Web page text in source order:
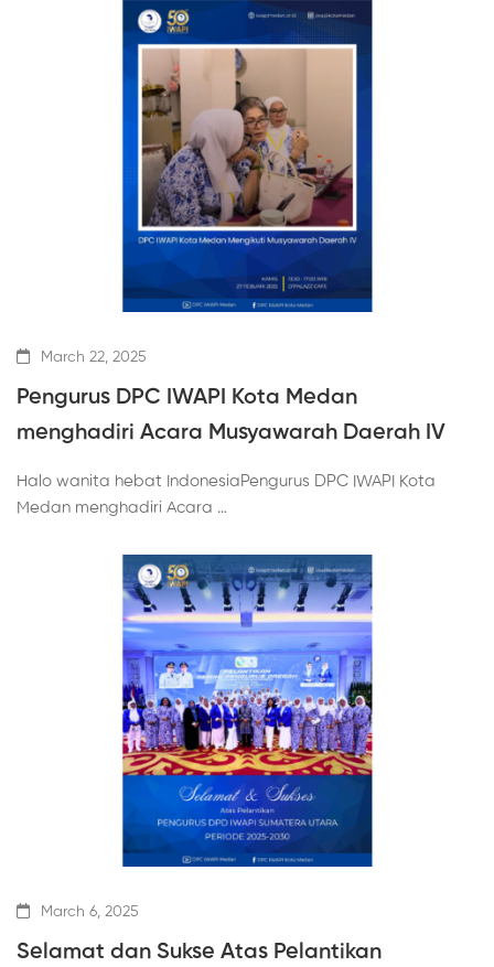
March 22, 2025
Pengurus DPC IWAPI Kota Medan
menghadiri Acara Musyawarah Daerah IV
Halo wanita hebat IndonesiaPengurus DPC IWAPI Kota
Medan menghadiri Acara …
March 6, 2025
Selamat dan Sukse Atas Pelantikan